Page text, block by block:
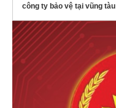
công ty bảo vệ tại vũng tàu